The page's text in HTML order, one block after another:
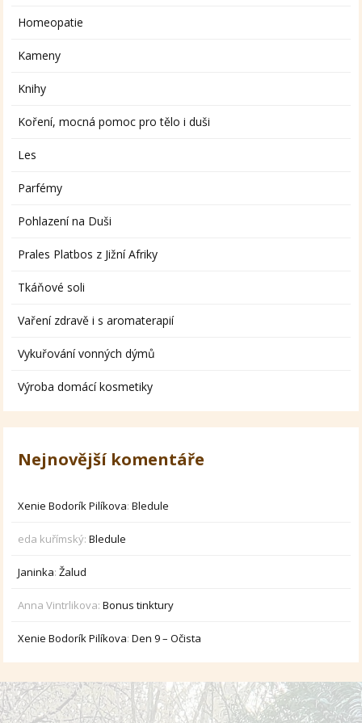
Homeopatie
Kameny
Knihy
Koření, mocná pomoc pro tělo i duši
Les
Parfémy
Pohlazení na Duši
Prales Platbos z Jižní Afriky
Tkáňové soli
Vaření zdravě i s aromaterapií
Vykuřování vonných dýmů
Výroba domácí kosmetiky
Nejnovější komentáře
Xenie Bodorík Pilíkova:Bledule
eda kuřímský:Bledule
Janinka:Žalud
Anna Vintrlikova:Bonus tinktury
Xenie Bodorík Pilíkova:Den 9 – Očista